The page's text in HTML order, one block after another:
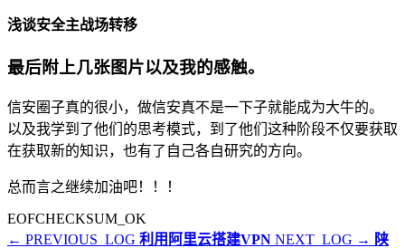
浅谈安全主战场转移
最后附上几张图片以及我的感触。
信安圈子真的很小，做信安真不是一下子就能成为大牛的。
以及我学到了他们的思考模式，到了他们这种阶段不仅要获取
在获取新的知识，也有了自己各自研究的方向。
总而言之继续加油吧！！！
EOFCHECKSUM_OK
← PREVIOUS_LOG 利用阿里云搭建VPN NEXT_LOG → 陕